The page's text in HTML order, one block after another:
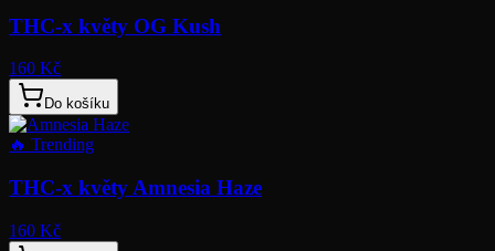
THC-x květy OG Kush
160 Kč
Do košíku
🔥 Trending
THC-x květy Amnesia Haze
160 Kč